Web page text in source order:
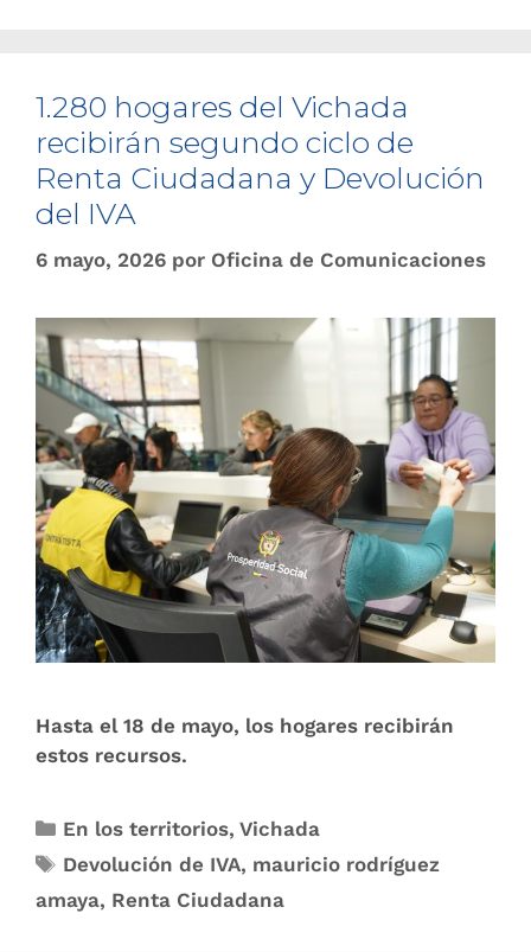
1.280 hogares del Vichada
recibirán segundo ciclo de
Renta Ciudadana y Devolución
del IVA
6 mayo, 2026 por Oficina de Comunicaciones
Hasta el 18 de mayo, los hogares recibirán
estos recursos.
En los territorios,Vichada
Devolución de IVA, mauricio rodríguez
amaya, Renta Ciudadana